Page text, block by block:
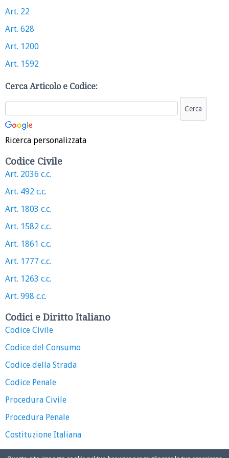
Art. 22
Art. 628
Art. 1200
Art. 1592
Cerca Articolo e Codice:
Ricerca personalizzata
Codice Civile
Art. 2036 c.c.
Art. 492 c.c.
Art. 1803 c.c.
Art. 1582 c.c.
Art. 1861 c.c.
Art. 1777 c.c.
Art. 1263 c.c.
Art. 998 c.c.
Codici e Diritto Italiano
Codice Civile
Codice del Consumo
Codice della Strada
Codice Penale
Procedura Civile
Procedura Penale
Costituzione Italiana